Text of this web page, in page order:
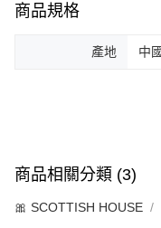
商品規格
產地 中國
商品相關分類 (3)
🎀 SCOTTISH HOUSE